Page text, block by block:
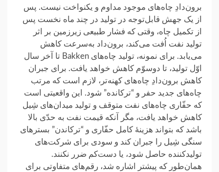
برون‌دادِ چاه‌های موجود مداوم و یکنواخت نیست. پس
از یک جهش قابل‌توجه در تولید در چند ماه نخست پس
از تکمیل چاه، وقتی که فشار طبیعی زیرزمین بر اثر
تولید نفت اُفت می‌کند، برون‌داد به‌سرعت کاهش
می‌یابد. برای نمونه، تولید چاه‌های Bakken تا آخر سال
اوّل تولید، تا دوسوّم کاهش خواهد یافت. برای جبران
کاهش برون‌دادِ چاه‌های کهنه‌تر، لازم است که مرتب
چاه‌های جدید حفر و “ترکانده” شود. این واقعیتی است
که حفّاری چاه‌های نفت متوقف و تولید میدان‌های شِیل
کاهش خواهد یافت، مگر آنکه قیمت نفت به حدّی بالا
باشد که بتواند هزینهٔ کامل حفّاری و “ترکاندن” بسترهای
سنگی شِیل را جبران کند و سودی برای شرکت‌های
تولیدکننده حاصل شود، یا دست‌کم ضرر نکنند.
همان‌طور که پیشتر اشاره شد، رقم‌های متفاوتی برای